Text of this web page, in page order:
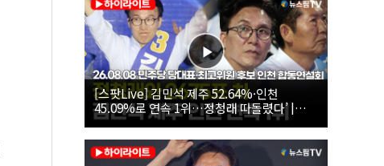
[스팟Live] 김민석 제주 52.64%·인천
45.09%로 연속 1위…정청래 따돌렸다’ |
26.08.08 더불어민주당 당대표·최고위원 후
보 인천 합동연설회